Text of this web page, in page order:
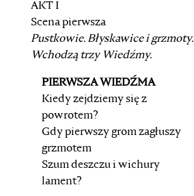
AKT I
Scena pierwsza
Pustkowie. Błyskawice i grzmoty.
Wchodzą trzy Wiedźmy.
PIERWSZA WIEDŹMA
Kiedy zejdziemy się z
powrotem?
Gdy pierwszy grom zagłuszy
grzmotem
Szum deszczu i wichury
lament?